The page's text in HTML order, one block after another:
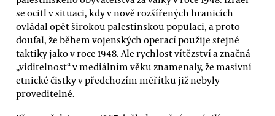
se ocitl v situaci, kdy v nově rozšířených hranicích
ovládal opět širokou palestinskou populaci, a proto
doufal, že během vojenských operací použije stejné
taktiky jako v roce 1948. Ale rychlost vítězství a značná
„viditelnost“ v mediálním věku znamenaly, že masivní
etnické čistky v předchozím měřítku již nebyly
proveditelné.